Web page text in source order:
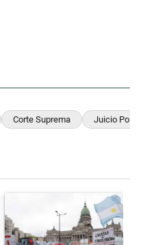
Corte Suprema Juicio
"La tensión frente al
Un artículo de tendencia